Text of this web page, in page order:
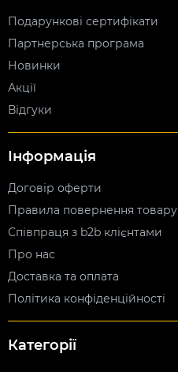
Подарункові сертифікати
Партнерська програма
Новинки
Акції
Відгуки
Інформація
Договір оферти
Правила повернення товару
Співпраця з b2b клієнтами
Про нас
Доставка та оплата
Політика конфіденційності
Категорії